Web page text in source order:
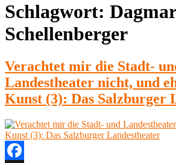
Schlagwort: Dagmar
Schellenberger
Verachtet mir die Stadt-
Landestheater nicht, und
Kunst (3): Das Salzburger